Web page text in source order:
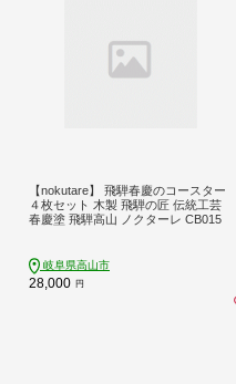
【nokutare】 飛騨春慶のコースター
４枚セット 木製 飛騨の匠 伝統工芸
春慶塗 飛騨高山 ノクターレ CB015
岐阜県高山市
28,000 円